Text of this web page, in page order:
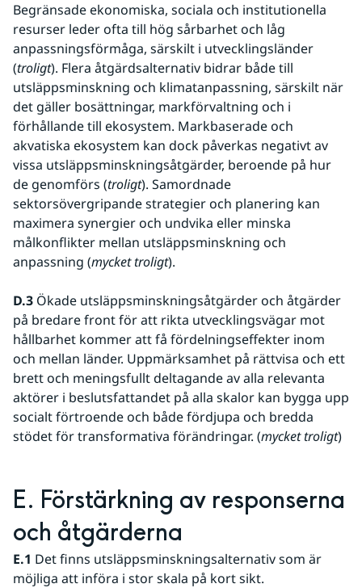
Begränsade ekonomiska, sociala och institutionella
resurser leder ofta till hög sårbarhet och låg
anpassningsförmåga, särskilt i utvecklingsländer
(troligt). Flera åtgärdsalternativ bidrar både till
utsläppsminskning och klimatanpassning, särskilt när
det gäller bosättningar, markförvaltning och i
förhållande till ekosystem. Markbaserade och
akvatiska ekosystem kan dock påverkas negativt av
vissa utsläppsminskningsåtgärder, beroende på hur
de genomförs (troligt). Samordnade
sektorsövergripande strategier och planering kan
maximera synergier och undvika eller minska
målkonflikter mellan utsläppsminskning och
anpassning (mycket troligt).
D.3 Ökade utsläppsminskningsåtgärder och åtgärder
på bredare front för att rikta utvecklingsvägar mot
hållbarhet kommer att få fördelningseffekter inom
och mellan länder. Uppmärksamhet på rättvisa och ett
brett och meningsfullt deltagande av alla relevanta
aktörer i beslutsfattandet på alla skalor kan bygga upp
socialt förtroende och både fördjupa och bredda
stödet för transformativa förändringar. (mycket troligt)
E. Förstärkning av responserna
och åtgärderna
E.1 Det finns utsläppsminskningsalternativ som är
möjliga att införa i stor skala på kort sikt.